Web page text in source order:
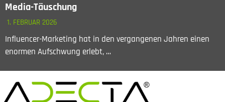
Media-Täuschung
1. FEBRUAR 2026
Influencer-Marketing hat in den vergangenen Jahren einen
enormen Aufschwung erlebt, …